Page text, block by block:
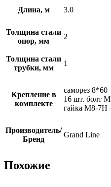
Длина, м 3.0
Толщина стали
опор, мм
2
Толщина стали
трубки, мм
1
Крепление в
комплекте
саморез
16 шт. болт
гайка М8-
Производитель/
Бренд
Grand Line
Похожие